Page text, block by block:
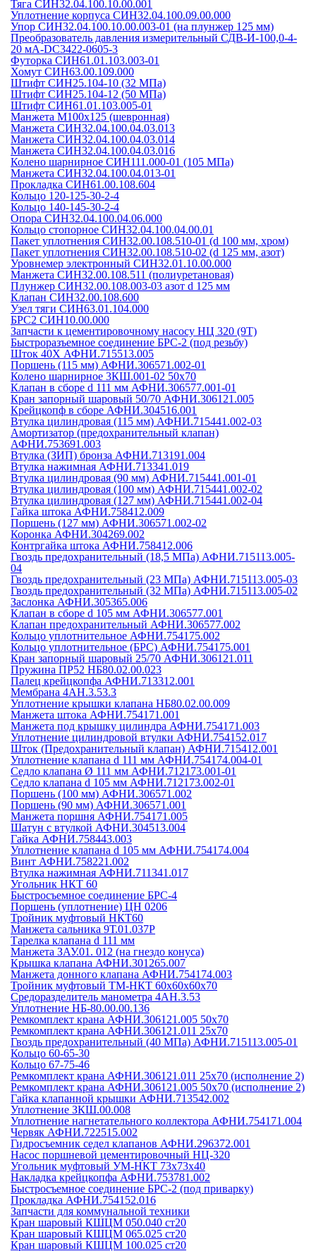
Тяга СИН32.04.100.10.00.001
Уплотнение корпуса СИН32.04.100.09.00.000
Упор СИН32.04.100.10.00.003-01 (на плунжер 125 мм)
Преобразователь давления измерительный СДВ-И-100,0-4-
20 мА-DC3422-0605-3
Футорка СИН61.01.103.003-01
Хомут СИН63.00.109.000
Штифт СИН25.104-10 (32 МПа)
Штифт СИН25.104-12 (50 МПа)
Штифт СИН61.01.103.005-01
Манжета М100х125 (шевронная)
Манжета СИН32.04.100.04.03.013
Манжета СИН32.04.100.04.03.014
Манжета СИН32.04.100.04.03.016
Колено шарнирное СИН111.000-01 (105 МПа)
Манжета СИН32.04.100.04.013-01
Прокладка СИН61.00.108.604
Кольцо 120-125-30-2-4
Кольцо 140-145-30-2-4
Опора СИН32.04.100.04.06.000
Кольцо стопорное СИН32.04.100.04.00.01
Пакет уплотнения СИН32.00.108.510-01 (d 100 мм, хром)
Пакет уплотнения СИН32.00.108.510-02 (d 125 мм, азот)
Уровнемер электронный СИН32.01.10.00.000
Манжета СИН32.00.108.511 (полиуретановая)
Плунжер СИН32.00.108.003-03 азот d 125 мм
Клапан СИН32.00.108.600
Узел тяги СИН63.01.104.000
БРС2 СИН10.00.000
Запчасти к цементировочному насосу НЦ 320 (9Т)
Быстроразъемное соединение БРС-2 (под резьбу)
Шток 40Х АФНИ.715513.005
Поршень (115 мм) АФНИ.306571.002-01
Колено шарнирное 3КШ.001-02 50х70
Клапан в сборе d 111 мм АФНИ.306577.001-01
Кран запорный шаровый 50/70 АФНИ.306121.005
Крейцкопф в сборе АФНИ.304516.001
Втулка цилиндровая (115 мм) АФНИ.715441.002-03
Амортизатор (предохранительный клапан)
АФНИ.753691.003
Втулка (ЗИП) бронза АФНИ.713191.004
Втулка нажимная АФНИ.713341.019
Втулка цилиндровая (90 мм) АФНИ.715441.001-01
Втулка цилиндровая (100 мм) АФНИ.715441.002-02
Втулка цилиндровая (127 мм) АФНИ.715441.002-04
Гайка штока АФНИ.758412.009
Поршень (127 мм) АФНИ.306571.002-02
Коронка АФНИ.304269.002
Контргайка штока АФНИ.758412.006
Гвоздь предохранительный (18,5 МПа) АФНИ.715113.005-
04
Гвоздь предохранительный (23 МПа) АФНИ.715113.005-03
Гвоздь предохранительный (32 МПа) АФНИ.715113.005-02
Заслонка АФНИ.305365.006
Клапан в сборе d 105 мм АФНИ.306577.001
Клапан предохранительный АФНИ.306577.002
Кольцо уплотнительное АФНИ.754175.002
Кольцо уплотнительное (БРС) АФНИ.754175.001
Кран запорный шаровый 25/70 АФНИ.306121.011
Пружина ПР52 НБ80.02.00.023
Палец крейцкопфа АФНИ.713312.001
Мембрана 4АН.3.53.3
Уплотнение крышки клапана НБ80.02.00.009
Манжета штока АФНИ.754171.001
Манжета под крышку цилиндра АФНИ.754171.003
Уплотнение цилиндровой втулки АФНИ.754152.017
Шток (Предохранительный клапан) АФНИ.715412.001
Уплотнение клапана d 111 мм АФНИ.754174.004-01
Седло клапана Ø 111 мм АФНИ.712173.001-01
Седло клапана d 105 мм АФНИ.712173.002-01
Поршень (100 мм) АФНИ.306571.002
Поршень (90 мм) АФНИ.306571.001
Манжета поршня АФНИ.754171.005
Шатун с втулкой АФНИ.304513.004
Гайка АФНИ.758443.003
Уплотнение клапана d 105 мм АФНИ.754174.004
Винт АФНИ.758221.002
Втулка нажимная АФНИ.711341.017
Угольник НКТ 60
Быстросъемное соединение БРС-4
Поршень (уплотнение) ЦН 0206
Тройник муфтовый НКТ60
Манжета сальника 9Т.01.037Р
Тарелка клапана d 111 мм
Манжета ЗАУ.01. 012 (на гнездо конуса)
Крышка клапана АФНИ.301265.007
Манжета донного клапана АФНИ.754174.003
Тройник муфтовый ТМ-НКТ 60х60х60х70
Средоразделитель манометра 4АН.3.53
Уплотнение НБ-80.00.00.136
Ремкомплект крана АФНИ.306121.005 50х70
Ремкомплект крана АФНИ.306121.011 25х70
Гвоздь предохранительный (40 МПа) АФНИ.715113.005-01
Кольцо 60-65-30
Кольцо 67-75-46
Ремкомплект крана АФНИ.306121.011 25х70 (исполнение 2)
Ремкомплект крана АФНИ.306121.005 50х70 (исполнение 2)
Гайка клапанной крышки АФНИ.713542.002
Уплотнение ЗКШ.00.008
Уплотнение нагнетательного коллектора АФНИ.754171.004
Червяк АФНИ.722515.002
Гидросъемник седел клапанов АФНИ.296372.001
Насос поршневой цементировочный НЦ-320
Угольник муфтовый УМ-НКТ 73х73х40
Накладка крейцкопфа АФНИ.753781.002
Быстросъемное соединение БРС-2 (под приварку)
Прокладка АФНИ.754152.016
Запчасти для коммунальной техники
Кран шаровый КШЦМ 050.040 ст20
Кран шаровый КШЦМ 065.025 ст20
Кран шаровый КШЦМ 100.025 ст20